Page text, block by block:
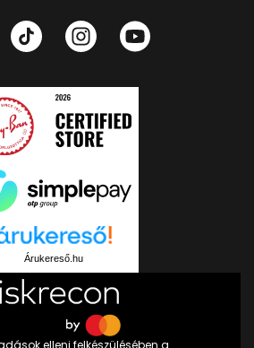
Árukereső.hu
elleni felkészülésében a